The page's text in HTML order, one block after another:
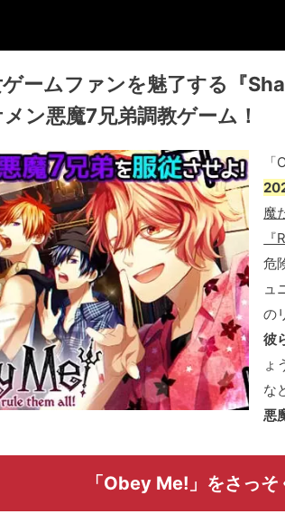
ームファンを魅了する『
ン悪魔7兄弟調教ゲーム！
魔
危
ュ
の
彼
ょ
な
悪
「Obey Me!」をさっそ